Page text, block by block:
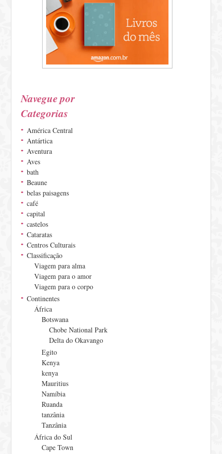
Navegue por
Categorias
América Central
Antártica
Aventura
Aves
bath
Beaune
belas paisagens
café
capital
castelos
Cataratas
Centros Culturais
Classificação
Viagem para alma
Viagem para o amor
Viagem para o corpo
Continentes
África
Botswana
Chobe National Park
Delta do Okavango
Egito
Kenya
kenya
Mauritius
Namíbia
Ruanda
tanzânia
Tanzânia
África do Sul
Cape Town